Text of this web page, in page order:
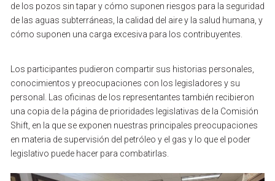
de los pozos sin tapary cómo suponen riesgos para la seguridad
de las aguas subterráneas, la calidad del airey la salud humana, y
cómo suponen una carga excesiva para los contribuyentes.
Los participantes pudieron compartir sus historias personales,
conocimientos y preocupaciones con los legisladores y su
personal. Las oficinas de los representantes también recibieron
una copia de la página de prioridades legislativas de la Comisión
Shift, en la que se exponen nuestras principales preocupaciones
en materia de supervisión del petróleo y el gas y lo que el poder
legislativo puede hacer para combatirlas.